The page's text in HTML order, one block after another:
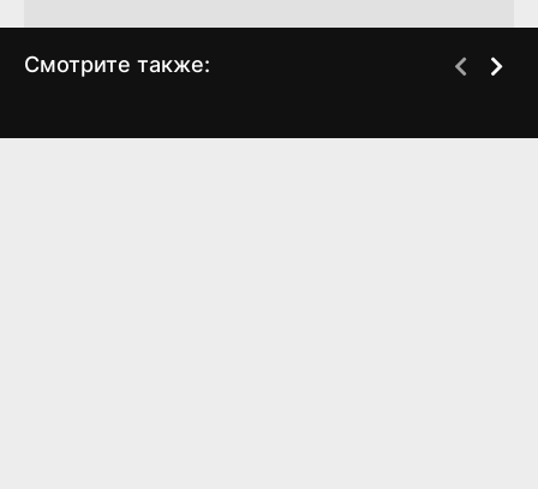
Смотрите также: